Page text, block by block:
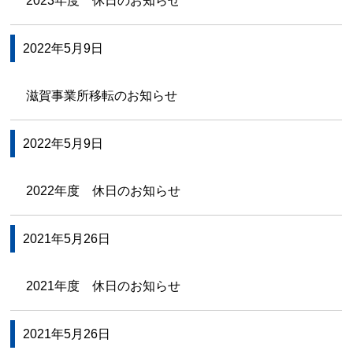
2022年5月9日
滋賀事業所移転のお知らせ
2022年5月9日
2022年度 休日のお知らせ
2021年5月26日
2021年度 休日のお知らせ
2021年5月26日